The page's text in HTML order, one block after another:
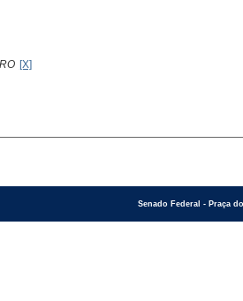
[X]
Senado Federal - Praça